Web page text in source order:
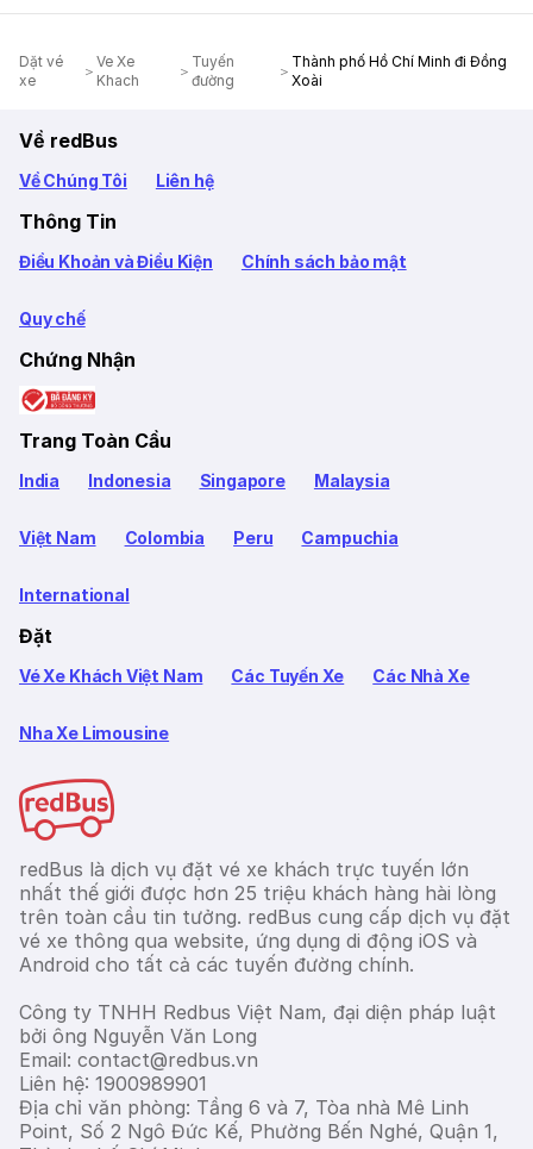
Dặt vé
xe
Ve Xe
Khach
Tuyến
đường
Thành phố Hồ Chí Minh đi Đồng
Xoài
Về redBus
Về Chúng Tôi Liên hệ
Thông Tin
Điều Khoản và Điều Kiện Chính sách bảo mật
Quy chế
Chứng Nhận
Trang Toàn Cầu
India Indonesia Singapore Malaysia
Việt Nam Colombia Peru Campuchia
International
Đặt
Vé Xe Khách Việt Nam Các Tuyến Xe Các Nhà Xe
Nha Xe Limousine
redBus là dịch vụ đặt vé xe khách trực tuyến lớn
nhất thế giới được hơn 25 triệu khách hàng hài lòng
trên toàn cầu tin tưởng. redBus cung cấp dịch vụ đặt
vé xe thông qua website, ứng dụng di động iOS và
Android cho tất cả các tuyến đường chính.
Công ty TNHH Redbus Việt Nam, đại diện pháp luật
bởi ông Nguyễn Văn Long
Email: contact@redbus.vn
Liên hệ: 1900989901
Địa chỉ văn phòng: Tầng 6 và 7, Tòa nhà Mê Linh
Point, Số 2 Ngô Đức Kế, Phường Bến Nghé, Quận 1,